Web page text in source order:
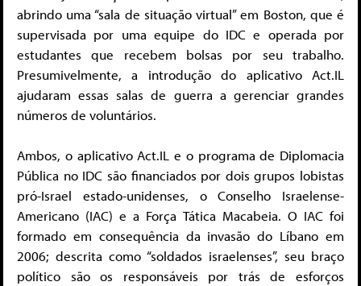
abrindo uma “sala de situação virtual” em Boston, que é
supervisada por uma equipe do IDC e operada por
estudantes que recebem bolsas por seu trabalho.
Presumivelmente, a introdução do aplicativo Act.IL
ajudaram essas salas de guerra a gerenciar grandes
números de voluntários.
Ambos, o aplicativo Act.IL e o programa de Diplomacia
Pública no IDC são financiados por dois grupos lobistas
pró-Israel estado-unidenses, o Conselho Israelense-
Americano (IAC) e a Força Tática Macabeia. O IAC foi
formado em consequência da invasão do Líbano em
2006; descrita como “soldados israelenses”, seu braço
político são os responsáveis por trás de esforços